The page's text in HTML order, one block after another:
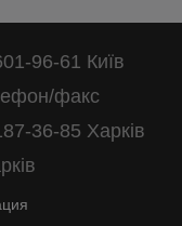
96-61 Київ
факс
36-85 Харків